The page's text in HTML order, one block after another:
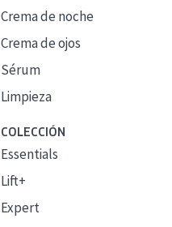
Crema de noche
Crema de ojos
Sérum
Limpieza
COLECCIÓN
Essentials
Lift+
Expert